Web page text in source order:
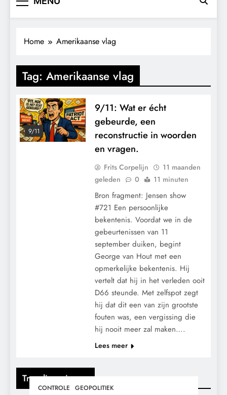
Trending nieuws
CONTROLE GEOPOLITIEK
Home Amerikaanse vlag
Tag: Amerikaanse vlag
9/11
9/11: Wat er écht
gebeurde, een
reconstructie in woorden
en vragen.
Frits Corpelijn
11 maanden
geleden
0 11 minuten
Bron fragment: Jensen show
#721 Een persoonlijke
bekentenis. Voordat we in de
gebeurtenissen van 11
september duiken, begint
George van Hout met een
opmerkelijke bekentenis. Hij
vertelt dat hij in het verleden ooit
D66 steunde. Met zelfspot zegt
hij dat dit een van zijn grootste
fouten was, een vergissing die
hij nooit meer zal maken….
Lees meer